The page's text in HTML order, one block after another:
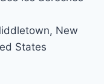
New
States